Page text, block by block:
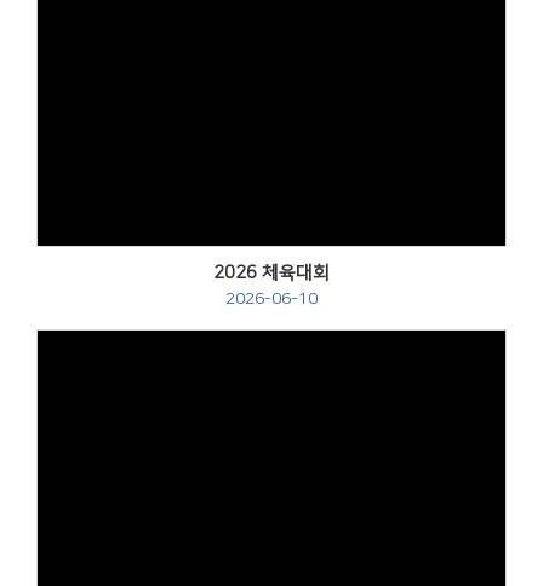
2026 체육대회
2026-06-10